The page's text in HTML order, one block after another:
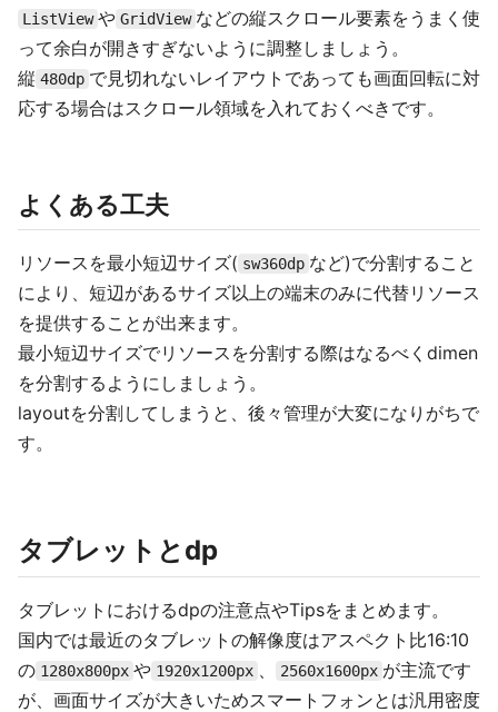
ListView や GridView などの縦スクロール要素をうまく使
って余白が開きすぎないように調整しましょう。
縦 480dp で見切れないレイアウトであっても画面回転に対
応する場合はスクロール領域を入れておくべきです。
よくある工夫
リソースを最小短辺サイズ( sw360dp など)で分割すること
により、短辺があるサイズ以上の端末のみに代替リソース
を提供することが出来ます。
最小短辺サイズでリソースを分割する際はなるべくdimen
を分割するようにしましょう。
layoutを分割してしまうと、後々管理が大変になりがちで
す。
タブレットとdp
タブレットにおけるdpの注意点やTipsをまとめます。
国内では最近のタブレットの解像度はアスペクト比16:10
の 1280x800px や 1920x1200px 2560x1600px が主流です
が、画面サイズが大きいためスマートフォンとは汎用密度